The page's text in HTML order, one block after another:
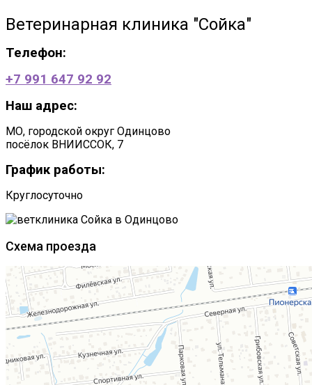
Ветеринарная клиника "Сойка"
Телефон:
+7 991 647 92 92
Наш адрес:
МО, городской округ Одинцово
посёлок ВНИИССОК, 7
График работы:
Круглосуточно
Схема проезда